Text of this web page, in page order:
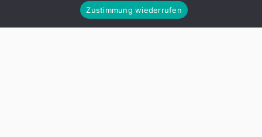
Zustimmung wiederrufen